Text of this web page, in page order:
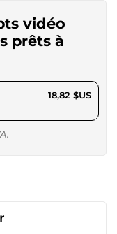
vidéo
prêts à
18,82 $US